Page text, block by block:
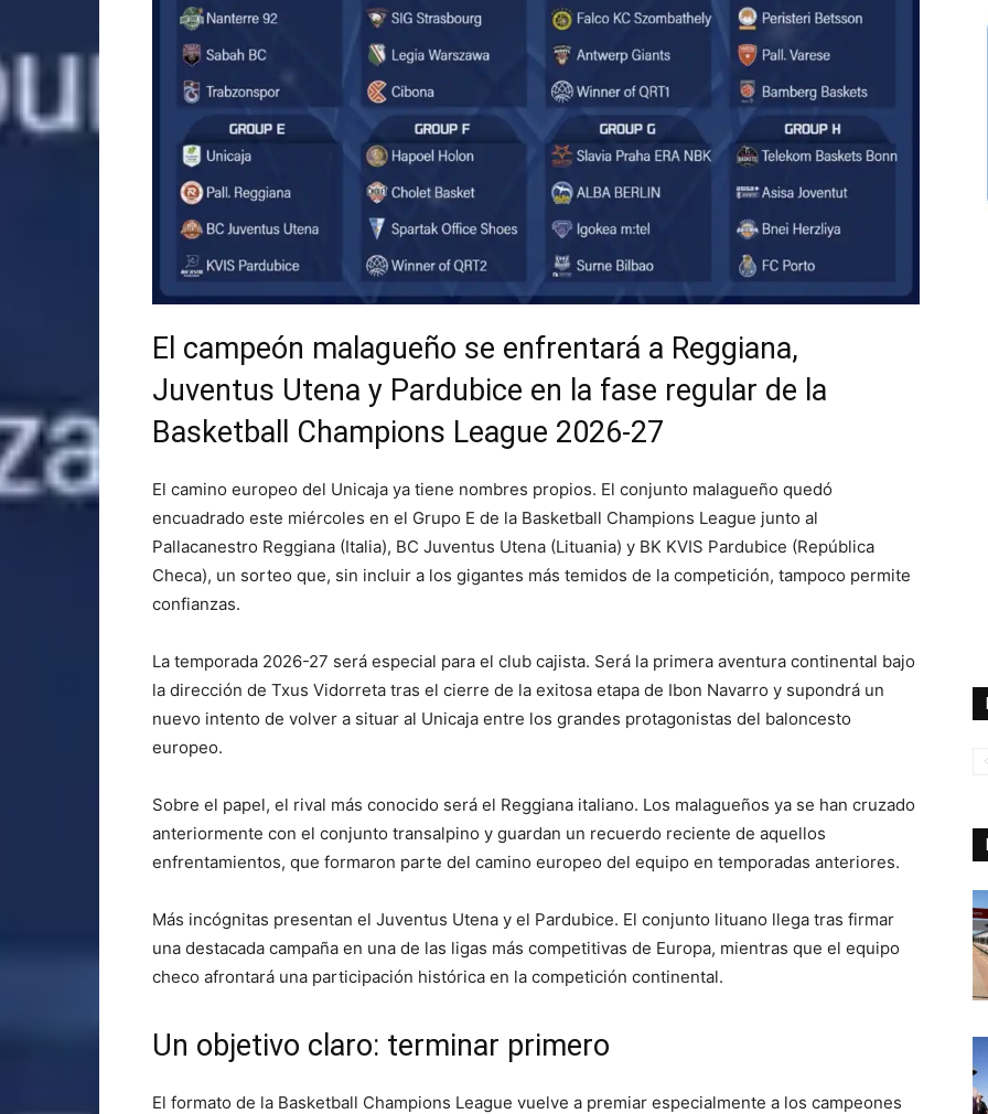
El campeón malagueño se enfrentará a Reggiana,
Juventus Utena y Pardubice en la fase regular de la
Basketball Champions League 2026-27
El camino europeo del Unicaja ya tiene nombres propios. El conjunto malagueño quedó
encuadrado este miércoles en el Grupo E de la Basketball Champions League junto al
Pallacanestro Reggiana (Italia), BC Juventus Utena (Lituania) y BK KVIS Pardubice (República
Checa), un sorteo que, sin incluir a los gigantes más temidos de la competición, tampoco permite
confianzas.
La temporada 2026-27 será especial para el club cajista. Será la primera aventura continental bajo
la dirección de Txus Vidorreta tras el cierre de la exitosa etapa de Ibon Navarro y supondrá un
nuevo intento de volver a situar al Unicaja entre los grandes protagonistas del baloncesto
europeo.
Sobre el papel, el rival más conocido será el Reggiana italiano. Los malagueños ya se han cruzado
anteriormente con el conjunto transalpino y guardan un recuerdo reciente de aquellos
enfrentamientos, que formaron parte del camino europeo del equipo en temporadas anteriores.
Más incógnitas presentan el Juventus Utena y el Pardubice. El conjunto lituano llega tras firmar
una destacada campaña en una de las ligas más competitivas de Europa, mientras que el equipo
checo afrontará una participación histórica en la competición continental.
Un objetivo claro: terminar primero
El formato de la Basketball Champions League vuelve a premiar especialmente a los campeones